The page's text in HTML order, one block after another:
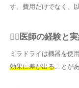
す。費用だけでなく、
👨‍⚕️医師の経験と
ミラドライは機器を使
効果に差が出ることが